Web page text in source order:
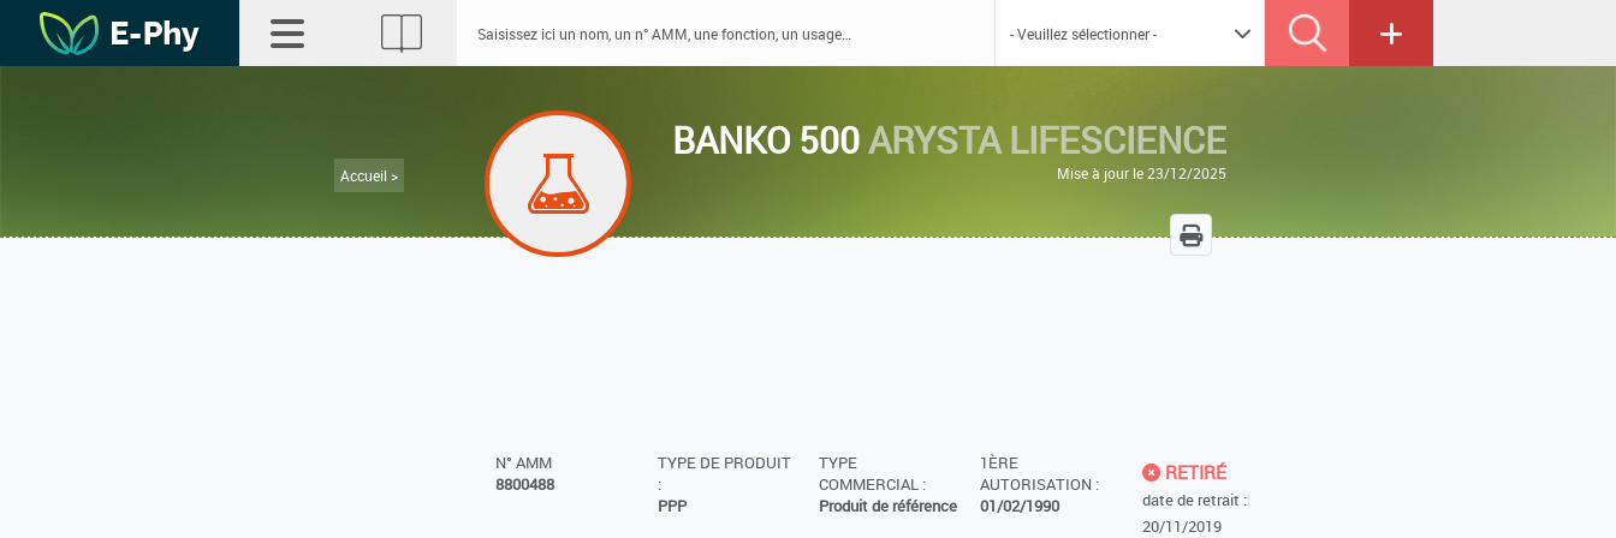
Accueil >
BANKO 500ARYSTA LIFESCIENCE
Mise à jour le 23/12/2025
N° AMM
8800488
TYPE DE PRODUIT
:
PPP
TYPE
COMMERCIAL :
Produit de référence
1ÈRE
AUTORISATION :
01/02/1990
RETIRÉ
date de retrait :
20/11/2019